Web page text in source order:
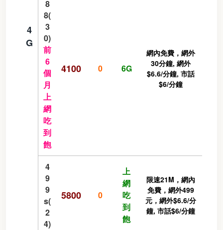
4
G
8
8(
3
0)
前
6
個
月
上
網
吃
到
飽
4100 0 6G
網內免費，網外
30分鐘, 網外
$6.6/分鐘, 市話
$6/分鐘
4
9
9
s(
2
4)
5800 0
上
網
吃
到
飽
限速21M，網內
免費，網外499
元，網外$6.6/分
鐘, 市話$6/分鐘